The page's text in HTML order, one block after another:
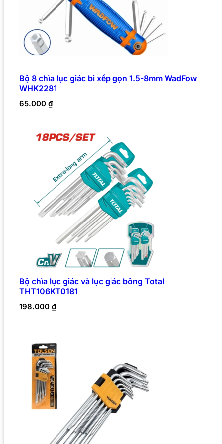
Bộ 8 chìa lục giác bi xếp gọn 1.5-8mm WadFow
WHK2281
65.000 ₫
Bộ chìa lục giác và lục giác bông Total
THT106KT0181
198.000 ₫